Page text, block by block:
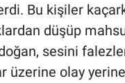
Bu kişiler
düşüp
sesini
üzerine olay